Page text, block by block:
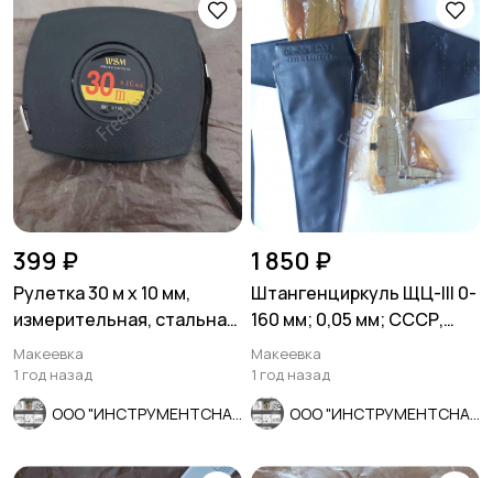
399 ₽
Рулетка 30 м х 10 мм,
измерительная, стальная
лента, пластиковый корпу
Макеевка
1 год назад
1 850 ₽
Штангенциркуль ЩЦ-lll 0-
160 мм; 0,05 мм; СССР,
ГОСТ 166-80.
Макеевка
1 год назад